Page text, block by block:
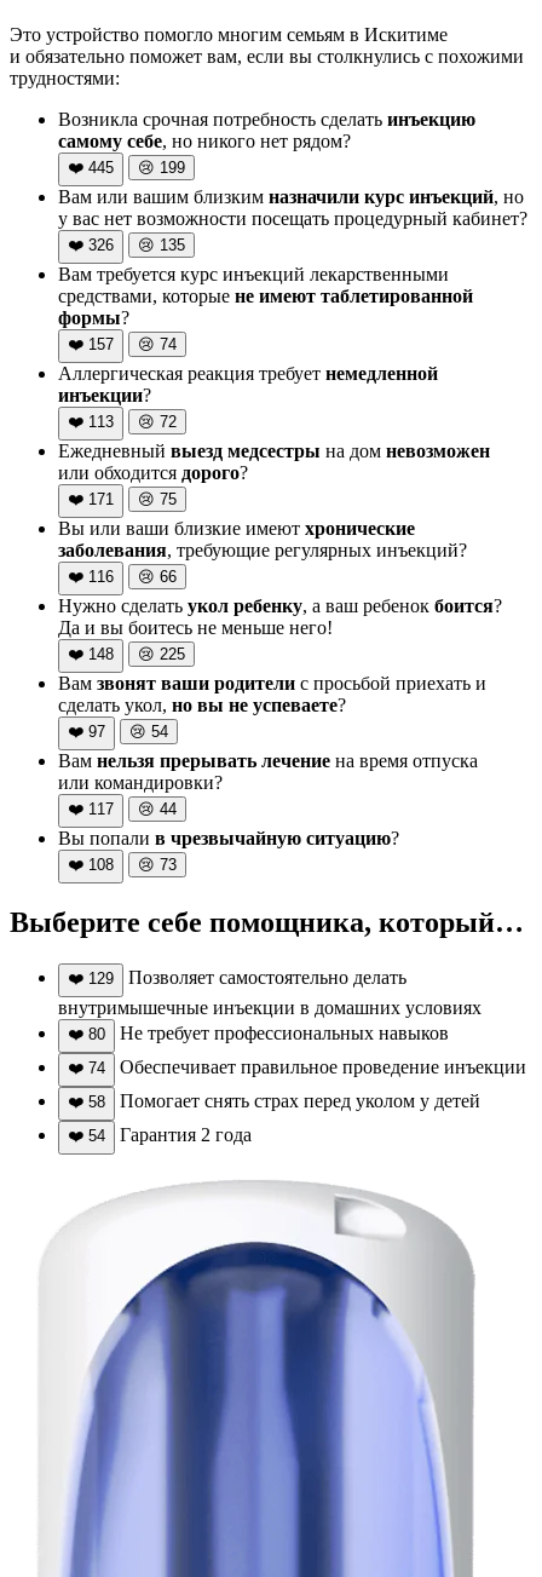
Это устройство помогло многим семьям в Искитиме
и обязательно поможет вам, если вы столкнулись с похожими
трудностями:
Возникла срочная потребность сделать инъекцию
самому себе, но никого нет рядом?
❤️ 445 😢 199
Вам или вашим близким назначили курс инъекций, но
у вас нет возможности посещать процедурный кабинет?
❤️ 326 😢 135
Вам требуется курс инъекций лекарственными
средствами, которые не имеют таблетированной
формы?
❤️ 157 😢 74
Аллергическая реакция требует немедленной
инъекции?
❤️ 113 😢 72
Ежедневный выезд медсестры на дом невозможен
или обходится дорого?
❤️ 171 😢 75
Вы или ваши близкие имеют хронические
заболевания, требующие регулярных инъекций?
❤️ 116 😢 66
Нужно сделать укол ребенку, а ваш ребенок боится?
Да и вы боитесь не меньше него!
❤️ 148 😢 225
Вам звонят ваши родители с просьбой приехать и
сделать укол, но вы не успеваете?
❤️ 97 😢 54
Вам нельзя прерывать лечение на время отпуска
или командировки?
❤️ 117 😢 44
Вы попали в чрезвычайную ситуацию?
❤️ 108 😢 73
Выберите себе помощника, который…
❤️ 129
Позволяет самостоятельно делать
внутримышечные инъекции в домашних условиях
❤️ 80 Не требует профессиональных навыков
❤️ 74 Обеспечивает правильное проведение инъекции
❤️ 58 Помогает снять страх перед уколом у детей
❤️ 54 Гарантия 2 года